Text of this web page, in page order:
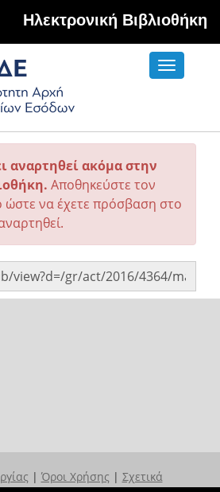
Hλεκτρονική Βιβλιοθήκη
Toggle
αναρτηθεί ακόμα στην
Αποθηκεύστε τον
να έχετε πρόσβαση στο
| Όροι Χρήσης | Σχετικά